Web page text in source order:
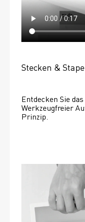
Stecken &
Entdecken Sie
Werkzeugfreier
Prinzip.